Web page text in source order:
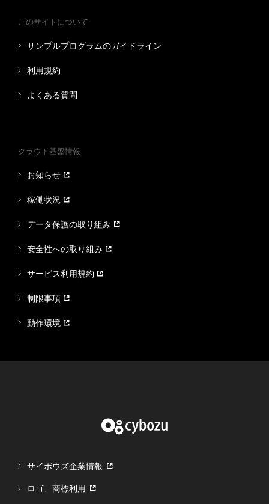
このサイトについて
サンプルプログラムのガイドライン
利用規約
よくある質問
クラウド基盤情報
お知らせ
稼働状況
データ保護の取り組み
安全性への取り組み
サービス利用規約
制限事項
動作環境
サイボウズ企業情報
ロゴ、商標利用